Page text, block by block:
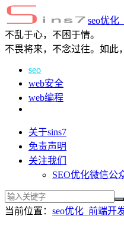
seo优化
不乱于心，不困于情。
不畏将来，不念过往。如此
seo
web安全
web编程
关于sins7
免责声明
关注我们
SEO优化微信公
当前位置： seo优化_前端开